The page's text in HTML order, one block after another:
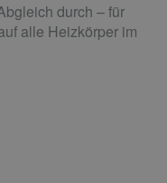
durch – für
alle Heizkörper im